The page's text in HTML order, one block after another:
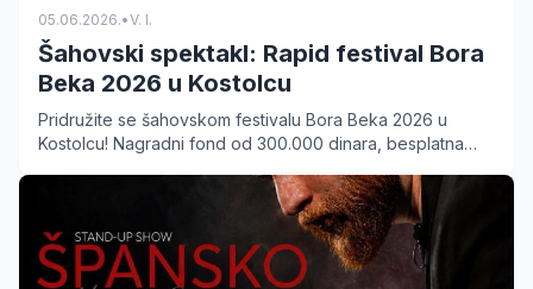
05.06.2026.•V. I.
Šahovski spektakl: Rapid festival Bora
Beka 2026 u Kostolcu
Pridružite se šahovskom festivalu Bora Beka 2026 u
Kostolcu! Nagradni fond od 300.000 dinara, besplatna